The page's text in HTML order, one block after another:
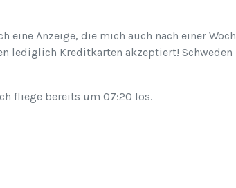
eine Anzeige, die mich auch nach einer
lediglich Kreditkarten akzeptiert!
fliege bereits um 07:20 los.